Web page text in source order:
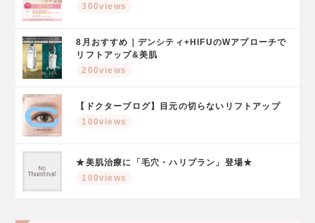
300views
8月おすすめ｜デンシティ+HIFUのWアプローチで
リフトアップ&美肌
200views
【ドクターブログ】目元の切らないリフトアップ
100views
★美肌治療に「毛穴・ハリプラン」登場★
100views